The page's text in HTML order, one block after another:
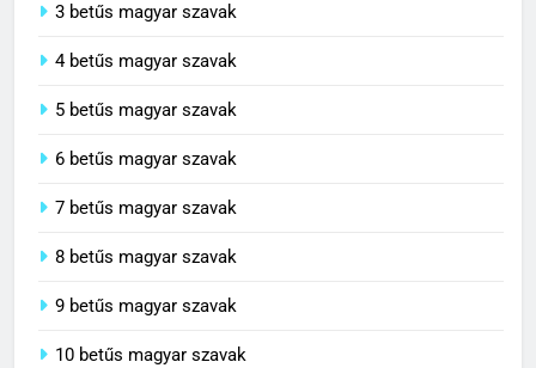
3 betűs magyar szavak
4 betűs magyar szavak
5 betűs magyar szavak
6 betűs magyar szavak
7 betűs magyar szavak
8 betűs magyar szavak
9 betűs magyar szavak
10 betűs magyar szavak